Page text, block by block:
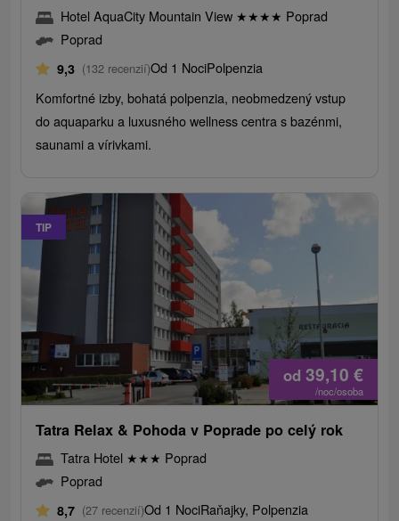
Hotel AquaCity Mountain View ★★★★ Poprad
Poprad
9,3 (132 recenzií)Od 1 NociPolpenzia
Komfortné izby, bohatá polpenzia, neobmedzený vstup
do aquaparku a luxusného wellness centra s bazénmi,
saunami a vírivkami.
TIP
od 39,10 €
/noc/osoba
Tatra Relax & Pohoda v Poprade po celý rok
Tatra Hotel ★★★ Poprad
Poprad
8,7 (27 recenzií)Od 1 NociRaňajky, Polpenzia